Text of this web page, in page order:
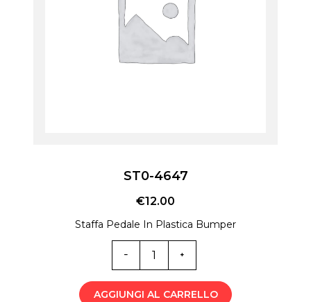
ST0-4647
€12.00
Staffa Pedale In Plastica Bumper
ST0-
4647
quantità
AGGIUNGI AL CARRELLO